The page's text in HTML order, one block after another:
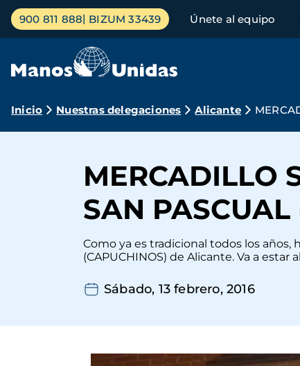
Pasar
contenido
Menú
principal
900 811 888 BIZUM 33439 Únete al equipo
Ruta
navegación
Inicio Nuestras delegaciones Alicante
MERCADILLO
SAN
Como ya es tradicional todos los años,
(CAPUCHINOS) de Alicante. Va a estar
Sábado, 13 febrero, 2016